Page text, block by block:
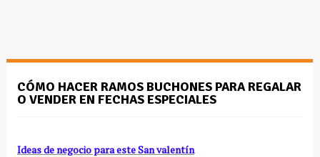
CÓMO HACER RAMOS BUCHONES PARA REGALAR
O VENDER EN FECHAS ESPECIALES
Ideas de negocio para este San valentín